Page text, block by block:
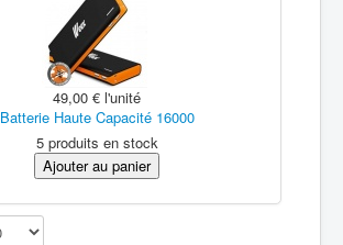
49,00 € l'unité
Batterie Haute Capacité 16000
5 produits en stock